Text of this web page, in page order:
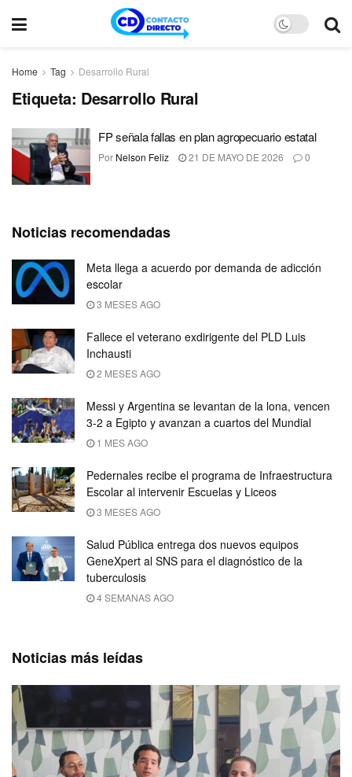
Home Tag Desarrollo Rural
Etiqueta: Desarrollo Rural
FP señala fallas en plan agropecuario estatal
Por Nelson Feliz 21 DE MAYO DE 2026 0
Noticias recomendadas
Meta llega a acuerdo por demanda de adicción
escolar
3 MESES AGO
Fallece el veterano exdirigente del PLD Luis
Inchausti
2 MESES AGO
Messi y Argentina se levantan de la lona, vencen
3-2 a Egipto y avanzan a cuartos del Mundial
1 MES AGO
Pedernales recibe el programa de Infraestructura
Escolar al intervenir Escuelas y Liceos
3 MESES AGO
Salud Pública entrega dos nuevos equipos
GeneXpert al SNS para el diagnóstico de la
tuberculosis
4 SEMANAS AGO
Noticias más leídas